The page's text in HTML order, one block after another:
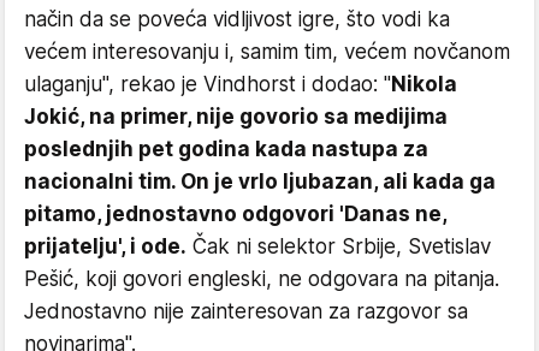
način da se poveća vidljivost igre, što vodi ka
većem interesovanju i, samim tim, većem novčanom
ulaganju", rekao je Vindhorst i dodao: "Nikola
Jokić, na primer, nije govorio sa medijima
poslednjih pet godina kada nastupa za
nacionalni tim. On je vrlo ljubazan, ali kada ga
pitamo, jednostavno odgovori 'Danas ne,
prijatelju', i ode. Čak ni selektor Srbije, Svetislav
Pešić, koji govori engleski, ne odgovara na pitanja.
Jednostavno nije zainteresovan za razgovor sa
novinarima".